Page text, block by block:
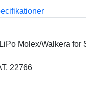
Molex/Walkera for
22766